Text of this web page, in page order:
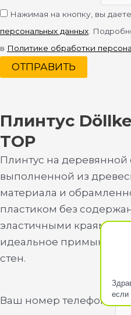
если
Нажимая на кнопку, вы даете
персональных данных.
в Политике обработки
ОТПРАВИТЬ
Плинтус
TOP
Плинтус на деревянной
выполненной из
материала и
пластиком без
эластичными краями,
идеальное примыкание
стен.
Ваш номер телефона